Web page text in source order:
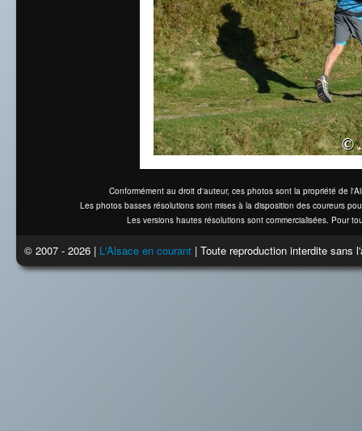
Conformément au droit d'auteur, ces photos sont la propriété de
Les photos basses résolutions sont mises à la disposition des coureurs
Les versions hautes résolutions sont commercialisées. Pour
© 2007 - 2026 | L'Alsace en courant | Toute reproduction interdite sans